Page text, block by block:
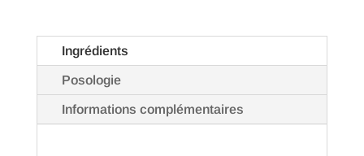
Ingrédients
Posologie
Informations complémentaires